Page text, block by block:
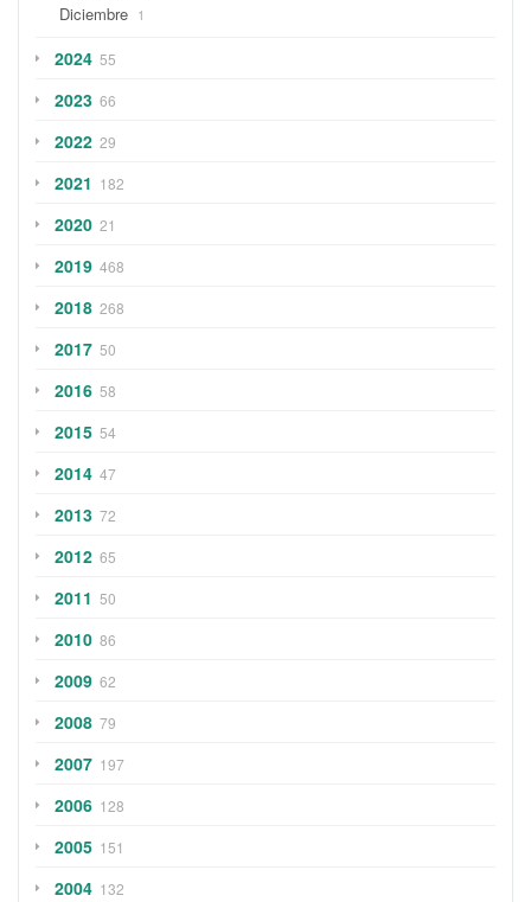
Diciembre 1
2024 55
2023 66
2022 29
2021 182
2020 21
2019 468
2018 268
2017 50
2016 58
2015 54
2014 47
2013 72
2012 65
2011 50
2010 86
2009 62
2008 79
2007 197
2006 128
2005 151
2004 132